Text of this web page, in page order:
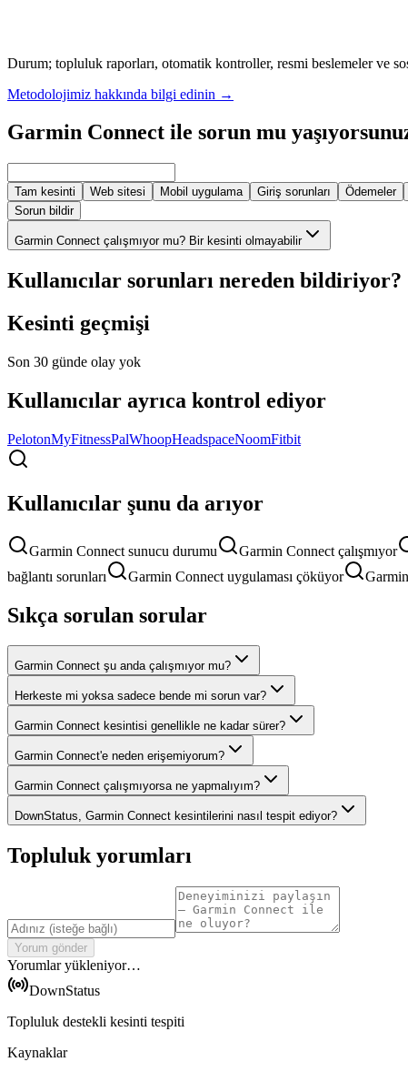
Durum; topluluk raporları, otomatik kontroller, resmi beslemeler ve
Metodolojimiz hakkında bilgi edinin →
Garmin Connect ile sorun mu
Tam kesinti Web sitesi Mobil uygulama Giriş sorunları Ödemeler
Sorun bildir
Garmin Connect çalışmıyor mu? Bir kesinti olmayabilir
Kullanıcılar sorunları nereden bildiriyor?
Kesinti geçmişi
Son 30 günde olay yok
Kullanıcılar ayrıca kontrol ediyor
PelotonMyFitnessPalWhoopHeadspaceNoomFitbit
Kullanıcılar şunu da arıyor
Garmin Connect sunucu durumu Garmin Connect çalışmıyor
bağlantı sorunları
Garmin Connect uygulaması çöküyor
Sıkça sorulan sorular
Garmin Connect şu anda çalışmıyor mu?
Herkeste mi yoksa sadece bende mi sorun var?
Garmin Connect kesintisi genellikle ne kadar sürer?
Garmin Connect'e neden erişemiyorum?
Garmin Connect çalışmıyorsa ne yapmalıyım?
DownStatus, Garmin Connect kesintilerini nasıl tespit ediyor?
Topluluk yorumları
Yorum gönder
Yorumlar yükleniyor…
DownStatus
Topluluk destekli kesinti tespiti
Kaynaklar